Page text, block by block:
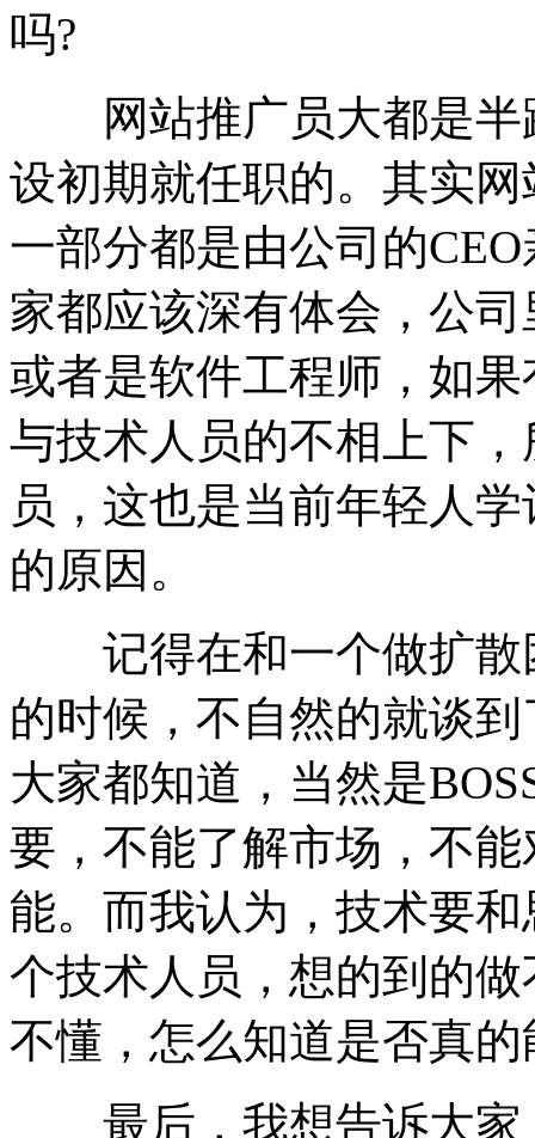
吗?
网站推广员大都是半
设初期就任职的。其实
一部分都是由公司的
家都应该深有体会，公
或者是软件工程师，如
与技术人员的不相上下
员，这也是当前年轻人
的原因。
记得在和一个做扩散
的时候，不自然的就谈
大家都知道，当然是
要，不能了解市场，不
能。而我认为，技术要
个技术人员，想的到的
不懂，怎么知道是否真的
最后，我想告诉大家